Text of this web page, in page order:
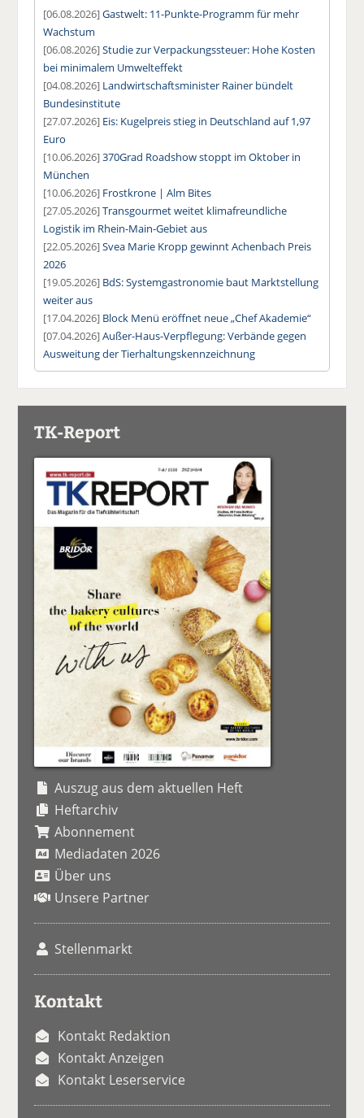
[06.08.2026]Gastwelt: 11-Punkte-Programm für mehr
Wachstum
[06.08.2026]Studie zur Verpackungssteuer: Hohe Kosten
bei minimalem Umwelteffekt
[04.08.2026] Landwirtschaftsminister Rainer bündelt
Bundesinstitute
[27.07.2026] Eis: Kugelpreis stieg in Deutschland auf 1,97
Euro
[10.06.2026]370Grad Roadshow stoppt im Oktober in
München
[10.06.2026] Frostkrone | Alm Bites
[27.05.2026]Transgourmet weitet klimafreundliche
Logistik im Rhein-Main-Gebiet aus
[22.05.2026]Svea Marie Kropp gewinnt Achenbach Preis
2026
[19.05.2026] BdS: Systemgastronomie baut Marktstellung
weiter aus
[17.04.2026] Block Menü eröffnet neue „Chef Akademie“
[07.04.2026]Außer-Haus-Verpflegung: Verbände gegen
Ausweitung der Tierhaltungskennzeichnung
TK-Report
Auszug aus dem aktuellen Heft
Heftarchiv
Abonnement
Mediadaten 2026
Über uns
Unsere Partner
Stellenmarkt
Kontakt
Kontakt Redaktion
Kontakt Anzeigen
Kontakt Leserservice